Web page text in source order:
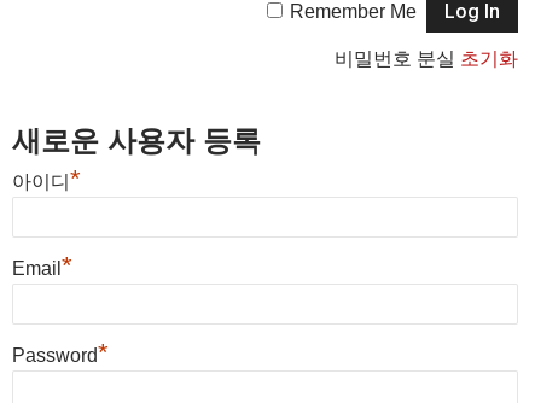
Remember Me
비밀번호 분실 초기화
새로운 사용자 등록
아이디 *
Email *
Password*